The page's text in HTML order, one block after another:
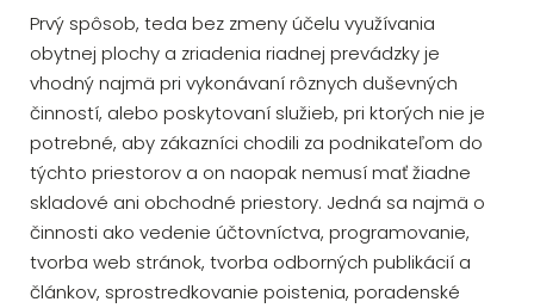
Prvý spôsob, teda bez zmeny účelu využívania
obytnej plochy a zriadenia riadnej prevádzky je
vhodný najmä pri vykonávaní rôznych duševných
činností, alebo poskytovaní služieb, pri ktorých nie je
potrebné, aby zákazníci chodili za podnikateľom do
týchto priestorov a on naopak nemusí mať žiadne
skladové ani obchodné priestory. Jedná sa najmä o
činnosti ako vedenie účtovníctva, programovanie,
tvorba web stránok, tvorba odborných publikácií a
článkov, sprostredkovanie poistenia, poradenské